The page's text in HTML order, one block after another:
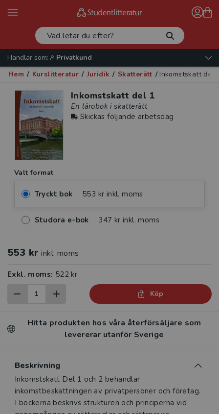
Handlar som:
Privatkund
Hem / Kurslitteratur / Juridik / Skatterätt / Inkomstskatt del
Inkomstskatt del 1
En lärobok i skatterätt
Skickas följande arbetsdag
Valt format
Tryckt bok 553 kr inkl. moms
Studora e-bok 347 kr inkl. moms
553 kr inkl. moms
Exkl. moms: 522 kr
Köp
Hitta produkten hos våra återförsäljare som
levererar utanför Sverige
Beskrivning
Beskrivning
Inkomstskatt Del 1 och 2 behandlar
inkomstbeskattningen av privat­personer och företag.
I böckerna beskrivs strukturen och principerna vid